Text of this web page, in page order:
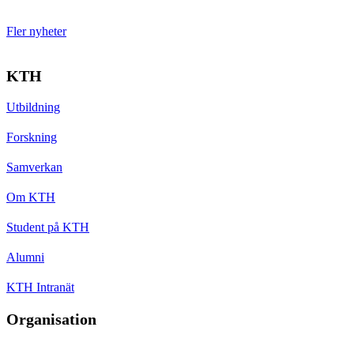
Fler nyheter
KTH
Utbildning
Forskning
Samverkan
Om KTH
Student på KTH
Alumni
KTH Intranät
Organisation